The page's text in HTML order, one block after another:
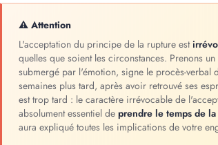
⚠ Attention
L'acceptation du principe de la rupture est
quelles que soient les circonstances. Prenons
submergé par l'émotion, signe le procès-verbal
semaines plus tard, après avoir retrouvé ses
est trop tard : le caractère irrévocable de
absolument essentiel de prendre le temps de
aura expliqué toutes les implications de votre